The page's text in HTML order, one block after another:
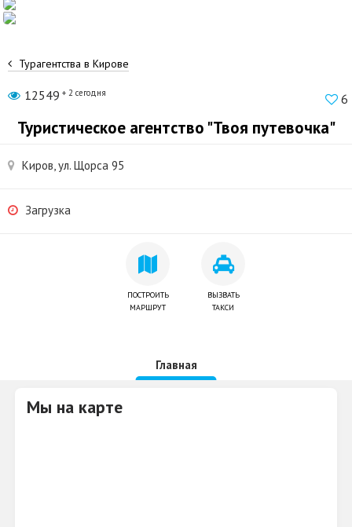
Турагентства в Кирове
12549 + 2 сегодня 6
Туристическое агентство "Твоя путевочка"
Киров, ул. Щорса 95
Загрузка
ПОСТРОИТЬ
МАРШРУТ
ВЫЗВАТЬ
ТАКСИ
Главная
Мы на карте